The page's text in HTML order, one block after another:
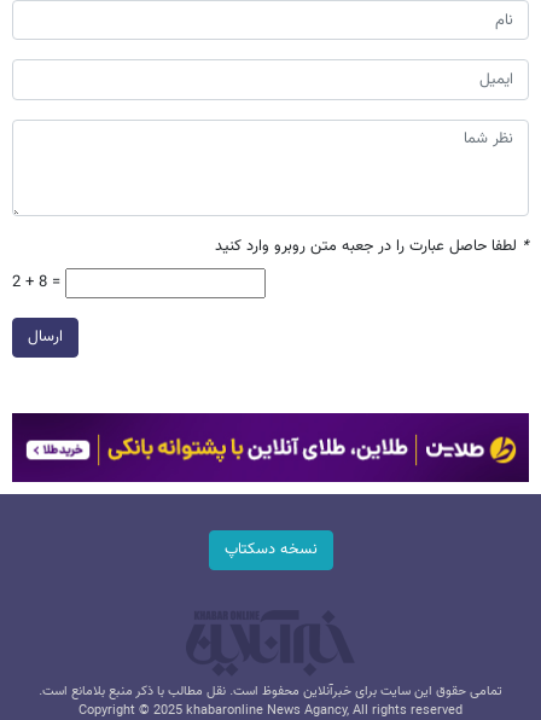
* لطفا حاصل عبارت را در جعبه متن روبرو وارد کنید
2 + 8 =
ارسال
نسخه دسکتاپ
تمامی حقوق این سایت برای خبرآنلاین محفوظ است. نقل مطالب با ذکر منبع بلامانع است.
Copyright © 2025 khabaronline News Agancy, All rights reserved